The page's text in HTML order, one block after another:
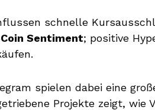
schnelle
Sentiment; positive
spielen dabei eine
Projekte zeigt, wie